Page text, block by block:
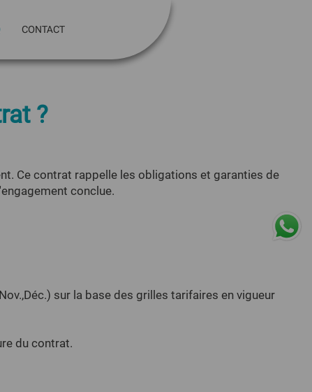
CONTACT
?
Ce contrat rappelle les obligations et garanties de
conclue.
sur la base des grilles tarifaires en vigueur
du contrat.